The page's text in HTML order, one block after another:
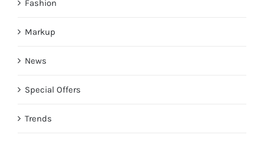
Fashion
Markup
News
Special Offers
Trends